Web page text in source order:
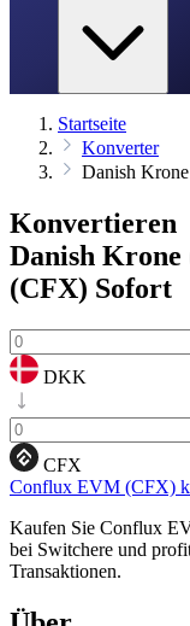
Startseite
Konverter
Danish
Konvertieren
Danish
(CFX) Sofort
DKK
CFX
Conflux EVM (CFX)
Kaufen Sie Conflux
bei Switchere und
Transaktionen.